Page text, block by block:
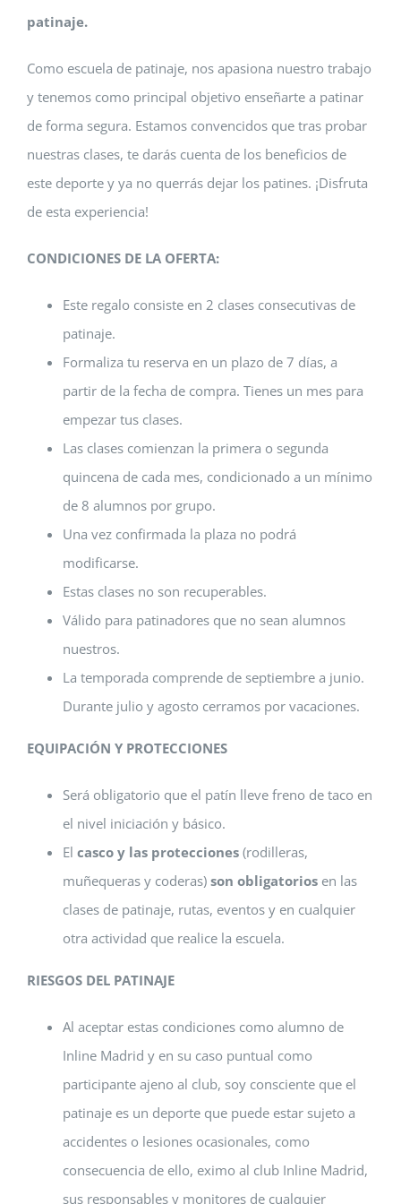
patinaje.
Como escuela de patinaje, nos apasiona nuestro trabajo
y tenemos como principal objetivo enseñarte a patinar
de forma segura. Estamos convencidos que tras probar
nuestras clases, te darás cuenta de los beneficios de
este deporte y ya no querrás dejar los patines. ¡Disfruta
de esta experiencia!
CONDICIONES DE LA OFERTA:
Este regalo consiste en 2 clases consecutivas de
patinaje.
Formaliza tu reserva en un plazo de 7 días, a
partir de la fecha de compra. Tienes un mes para
empezar tus clases.
Las clases comienzan la primera o segunda
quincena de cada mes, condicionado a un mínimo
de 8 alumnos por grupo.
Una vez confirmada la plaza no podrá
modificarse.
Estas clases no son recuperables.
Válido para patinadores que no sean alumnos
nuestros.
La temporada comprende de septiembre a junio.
Durante julio y agosto cerramos por vacaciones.
EQUIPACIÓN Y PROTECCIONES
Será obligatorio que el patín lleve freno de taco en
el nivel iniciación y básico.
El casco y las protecciones (rodilleras,
muñequeras y coderas) son obligatorios en las
clases de patinaje, rutas, eventos y en cualquier
otra actividad que realice la escuela.
RIESGOS DEL PATINAJE
Al aceptar estas condiciones como alumno de
Inline Madrid y en su caso puntual como
participante ajeno al club, soy consciente que el
patinaje es un deporte que puede estar sujeto a
accidentes o lesiones ocasionales, como
consecuencia de ello, eximo al club Inline Madrid,
sus responsables y monitores de cualquier